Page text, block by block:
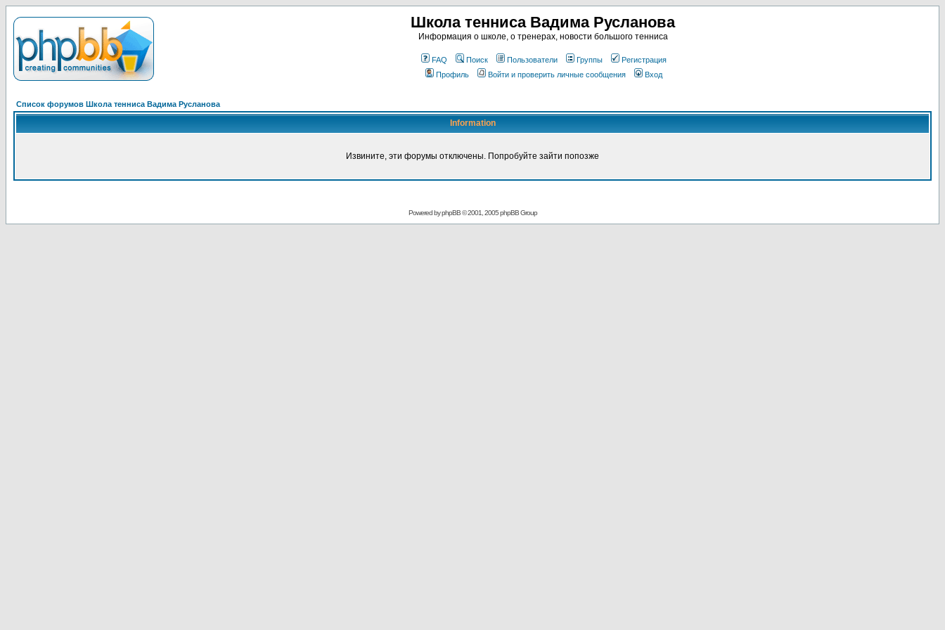
Школа тенниса Вадима Русланова
Информация о школе, о тренерах, новости большого тенниса
FAQ Поиск Пользователи Группы
Регистрация
Профиль
Войти и проверить личные сообщения Вход
Список форумов Школа тенниса Вадима Русланова
Information
Извините, эти форумы отключены. Попробуйте зайти попозже
Powered byphpBB© 2001, 2005 phpBB Group